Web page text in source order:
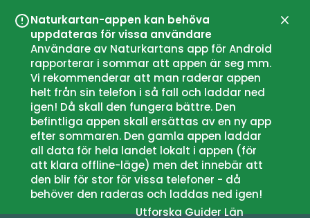
Naturkartan-appen kan behöva
uppdateras för vissa användare
Användare av Naturkartans app för Android
rapporterar i sommar att appen är seg mm.
Vi rekommenderar att man raderar appen
helt från sin telefon i så fall och laddar ned
igen! Då skall den fungera bättre. Den
befintliga appen skall ersättas av en ny app
efter sommaren. Den gamla appen laddar
all data för hela landet lokalt i appen (för
att klara offline-läge) men det innebär att
den blir för stor för vissa telefoner - då
behöver den raderas och laddas ned igen!
UtforskaGuiderLän